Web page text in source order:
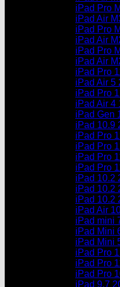
Chưa có sản phẩm
iPad Pro
iPad Air
iPad Pro
iPad Air
iPad Pro
iPad Air
iPad Pro
iPad Air 5
iPad Pro
iPad Air 4
iPad Gen
iPad 10.9
iPad Pro
iPad Pro
iPad Pro
iPad Pro
iPad 10.2
iPad 10.2
iPad 10.2
iPad Air
iPad mini
iPad Mini
iPad Mini
iPad Pro
iPad Pro
iPad Pro
iPad 9.7